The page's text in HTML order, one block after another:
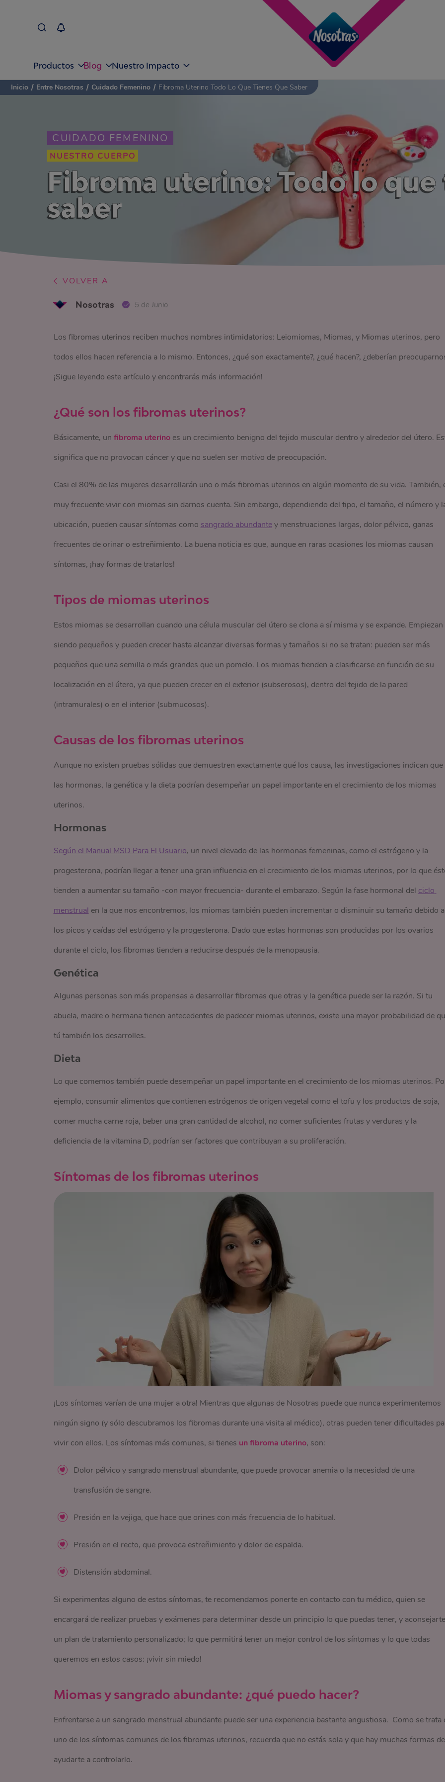
Productos Blog Nuestro Impacto
CUIDADO FEMENINO
NUESTRO CUERPO
Fibroma uterino: Todo lo
saber
Inicio / Entre Nosotras / Cuidado Femenino / Fibroma Uterino Todo Lo Que Tienes Que Saber
VOLVER A
Nosotras 5 de Junio
Los fibromas uterinos reciben muchos nombres intimidatorios: Leiomiomas, Miomas, y Miomas uterinos, pero
todos ellos hacen referencia a lo mismo. Entonces, ¿qué son exactamente?, ¿qué hacen?, ¿deberían
¡Sigue leyendo este artículo y encontrarás más información!
¿Qué son los fibromas uterinos?
Básicamente, un fibroma uterinoes un crecimiento benigno del tejido muscular dentro y alrededor del útero.
significa que no provocan cáncer y que no suelen ser motivo de preocupación.
Casi el 80% de las mujeres desarrollarán uno o más fibromas uterinos en algún momento de su vida. También,
muy frecuente vivir con miomas sin darnos cuenta. Sin embargo, dependiendo del tipo, el tamaño, el número y
ubicación, pueden causar síntomas como sangrado abundantey menstruaciones largas, dolor pélvico, ganas
frecuentes de orinar o estreñimiento. La buena noticia es que, aunque en raras ocasiones los miomas causan
síntomas, ¡hay formas de tratarlos!
Tipos de miomas uterinos
Estos miomas se desarrollan cuando una célula muscular del útero se clona a sí misma y se expande. Empiezan
siendo pequeños y pueden crecer hasta alcanzar diversas formas y tamaños si no se tratan: pueden ser más
pequeños que una semilla o más grandes que un pomelo. Los miomas tienden a clasificarse en función de su
localización en el útero, ya que pueden crecer en el exterior (subserosos), dentro del tejido de la pared
(intramurales) o en el interior (submucosos).
Causas de los fibromas uterinos
Aunque no existen pruebas sólidas que demuestren exactamente qué los causa, las investigaciones indican que
las hormonas, la genética y la dieta podrían desempeñar un papel importante en el crecimiento de los miomas
uterinos.
Hormonas
Según el Manual MSD Para El Usuario, un nivel elevado de las hormonas femeninas, como el estrógeno y la
progesterona, podrían llegar a tener una gran influencia en el crecimiento de los miomas uterinos, por lo que
tienden a aumentar su tamaño -con mayor frecuencia- durante el embarazo. Según la fase hormonal del ciclo
menstrual en la que nos encontremos, los miomas también pueden incrementar o disminuir su tamaño debido a
los picos y caídas del estrógeno y la progesterona. Dado que estas hormonas son producidas por los ovarios
durante el ciclo, los fibromas tienden a reducirse después de la menopausia.
Genética
Algunas personas son más propensas a desarrollar fibromas que otras y la genética puede ser la razón. Si tu
abuela, madre o hermana tienen antecedentes de padecer miomas uterinos, existe una mayor probabilidad de
tú también los desarrolles.
Dieta
Lo que comemos también puede desempeñar un papel importante en el crecimiento de los miomas uterinos.
ejemplo, consumir alimentos que contienen estrógenos de origen vegetal como el tofu y los productos de soja,
comer mucha carne roja, beber una gran cantidad de alcohol, no comer suficientes frutas y verduras y la
deficiencia de la vitamina D, podrían ser factores que contribuyan a su proliferación.
Síntomas de los fibromas uterinos
¡Los síntomas varían de una mujer a otra! Mientras que algunas de Nosotras puede que nunca experimentemos
ningún signo (y sólo descubramos los fibromas durante una visita al médico), otras pueden tener dificultades
vivir con ellos. Los síntomas más comunes, si tienes un fibroma uterino, son:
Dolor pélvico y sangrado menstrual abundante, que puede provocar anemia o la necesidad de una
transfusión de sangre.
Presión en la vejiga, que hace que orines con más frecuencia de lo habitual.
Presión en el recto, que provoca estreñimiento y dolor de espalda.
Distensión abdominal.
Si experimentas alguno de estos síntomas, te recomendamos ponerte en contacto con tu médico, quien se
encargará de realizar pruebas y exámenes para determinar desde un principio lo que puedas tener, y aconsejarte
un plan de tratamiento personalizado; lo que permitirá tener un mejor control de los síntomas y lo que todas
queremos en estos casos: ¡vivir sin miedo!
Miomas y sangrado abundante: ¿qué puedo hacer?
Enfrentarse a un sangrado menstrual abundante puede ser una experiencia bastante angustiosa. Como se trata
uno de los síntomas comunes de los fibromas uterinos, recuerda que no estás sola y que hay muchas formas de
ayudarte a controlarlo.